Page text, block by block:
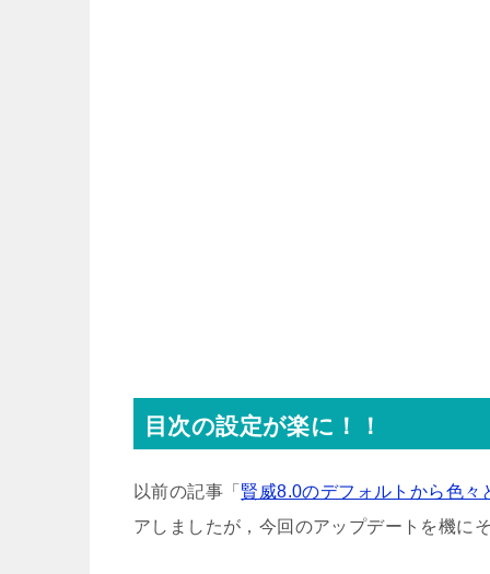
目次の設定が楽に！！
以前の記事「 賢威8.0のデフォルトから色々
アしましたが，今回のアップデートを機に